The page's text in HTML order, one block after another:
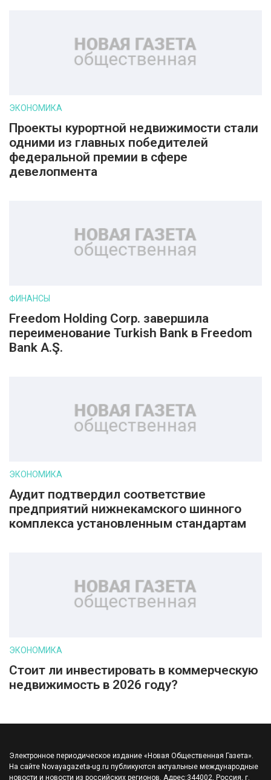
ЭКОНОМИКА
Проекты курортной недвижимости стали
одними из главных победителей
федеральной премии в сфере
девелопмента
ФИНАНСЫ
Freedom Holding Corp. завершила
переименование Turkish Bank в Freedom
Bank A.Ş.
ЭКОНОМИКА
Аудит подтвердил соответствие
предприятий нижнекамского шинного
комплекса установленным стандартам
ЭКОНОМИКА
Стоит ли инвестировать в коммерческую
недвижимость в 2026 году?
Электронное периодическое издание «Новая Общественная Газета».
На сайте Novayagazeta-ug.ru публикуются актуальные международные
новости и новости из российских регионов. Адрес:344002, Россия, г.